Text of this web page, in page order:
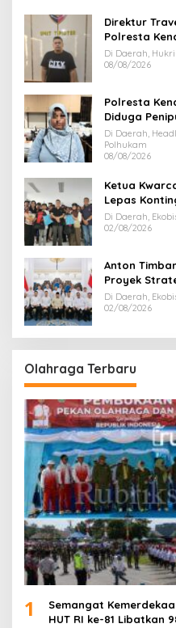
Direktur
Polresta
Jemaah
Di Daerah,
08/08/2026
Polresta
Diduga
Juta
Di Daerah,
Polhukam
08/08/2026
Ketua
Lepas
Di Daerah,
02/08/2026
Anton
Proyek
Di Daerah,
02/08/2026
Olahraga Terbaru
1
Semangat
HUT RI ke-81 Libatkan